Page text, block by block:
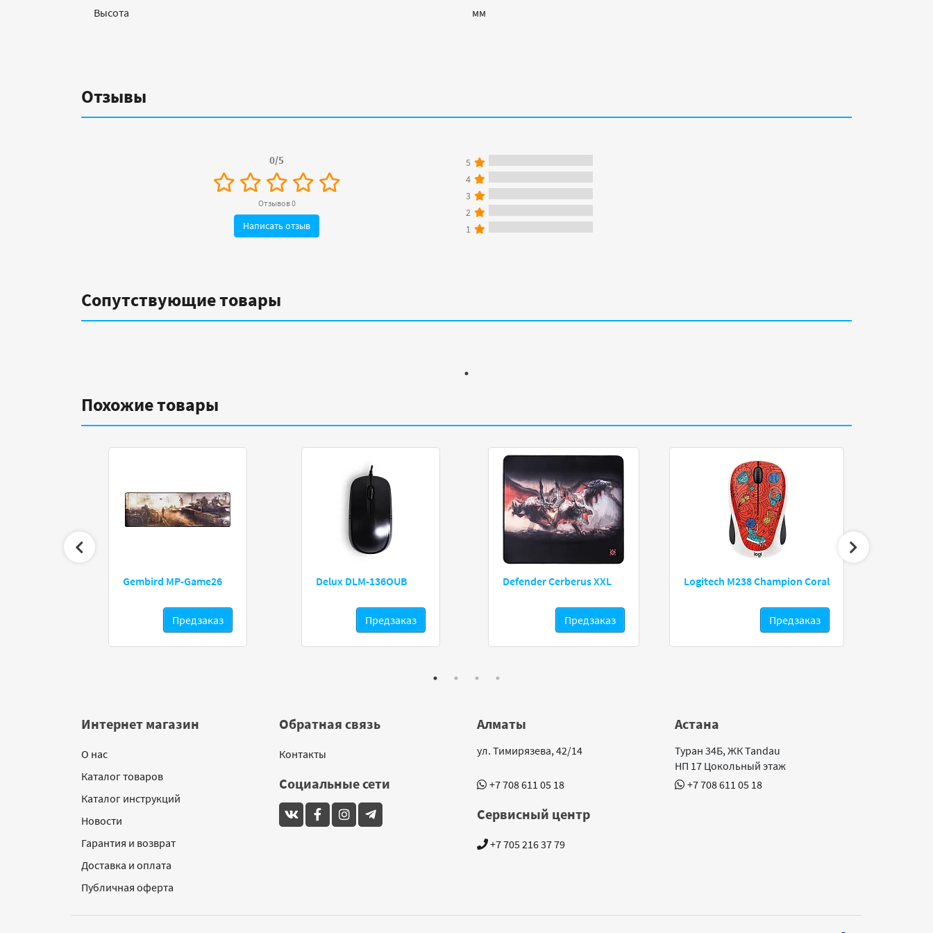
Высота
мм
Отзывы
0/5
Отзывов 0
Написать отзыв
5
4
3
2
1
Сопутствующие товары
Похожие товары
Gembird MP-Game26
Предзаказ
Delux DLM-136OUB
Предзаказ
Defender Cerberus XXL
Предзаказ
Logitech M238 Champion Coral
Предзаказ
Интернет магазин
О нас
Каталог товаров
Каталог инструкций
Новости
Гарантия и возврат
Доставка и оплата
Публичная оферта
Обратная связь
Контакты
Социальные сети
Алматы
ул. Тимирязева, 42/14
+7 708 611 05 18
Астана
Туран 34Б, ЖК Tandau
НП 17 Цокольный этаж
+7 708 611 05 18
Сервисный центр
+7 705 216 37 79